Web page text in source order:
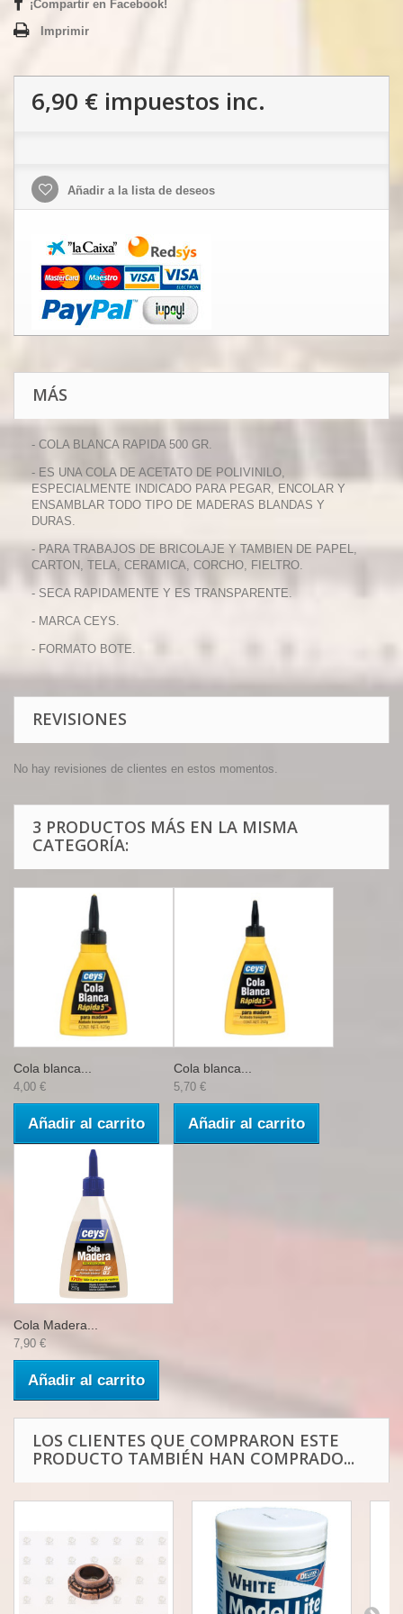
¡Compartir en Facebook!
Imprimir
6,90 € impuestos inc.
Añadir a la lista de deseos
MÁS
- COLA BLANCA RAPIDA 500 GR.
- ES UNA COLA DE ACETATO DE POLIVINILO,
ESPECIALMENTE INDICADO PARA PEGAR, ENCOLAR Y
ENSAMBLAR TODO TIPO DE MADERAS BLANDAS Y
DURAS.
- PARA TRABAJOS DE BRICOLAJE Y TAMBIEN DE PAPEL,
CARTON, TELA, CERAMICA, CORCHO, FIELTRO.
- SECA RAPIDAMENTE Y ES TRANSPARENTE.
- MARCA CEYS.
- FORMATO BOTE.
REVISIONES
No hay revisiones de clientes en estos momentos.
3 PRODUCTOS MÁS EN LA MISMA
CATEGORÍA:
Cola blanca...
4,00 €
Añadir al carrito
Cola blanca...
5,70 €
Añadir al carrito
Cola Madera...
7,90 €
Añadir al carrito
LOS CLIENTES QUE COMPRARON ESTE
PRODUCTO TAMBIÉN HAN COMPRADO...